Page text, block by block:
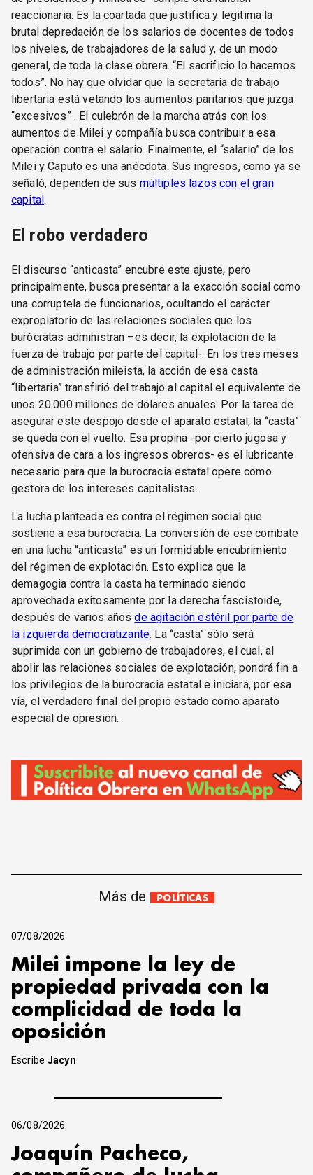
reaccionaria. Es la coartada que justifica y legitima la
brutal depredación de los salarios de docentes de todos
los niveles, de trabajadores de la salud y, de un modo
general, de toda la clase obrera. “El sacrificio lo hacemos
todos”. No hay que olvidar que la secretaría de trabajo
libertaria está vetando los aumentos paritarios que juzga
“excesivos” . El culebrón de la marcha atrás con los
aumentos de Milei y compañía busca contribuir a esa
operación contra el salario. Finalmente, el “salario” de los
Milei y Caputo es una anécdota. Sus ingresos, como ya se
señaló, dependen de sus múltiples lazos con el gran
capital.
El robo verdadero
El discurso “anticasta” encubre este ajuste, pero
principalmente, busca presentar a la exacción social como
una corruptela de funcionarios, ocultando el carácter
expropiatorio de las relaciones sociales que los
burócratas administran –es decir, la explotación de la
fuerza de trabajo por parte del capital-. En los tres meses
de administración mileista, la acción de esa casta
“libertaria” transfirió del trabajo al capital el equivalente de
unos 20.000 millones de dólares anuales. Por la tarea de
asegurar este despojo desde el aparato estatal, la “casta”
se queda con el vuelto. Esa propina -por cierto jugosa y
ofensiva de cara a los ingresos obreros- es el lubricante
necesario para que la burocracia estatal opere como
gestora de los intereses capitalistas.
La lucha planteada es contra el régimen social que
sostiene a esa burocracia. La conversión de ese combate
en una lucha “anticasta” es un formidable encubrimiento
del régimen de explotación. Esto explica que la
demagogia contra la casta ha terminado siendo
aprovechada exitosamente por la derecha fascistoide,
después de varios añosde agitación estéril por parte de
la izquierda democratizante. La “casta” sólo será
suprimida con un gobierno de trabajadores, el cual, al
abolir las relaciones sociales de explotación, pondrá fin a
los privilegios de la burocracia estatal e iniciará, por esa
vía, el verdadero final del propio estado como aparato
especial de opresión.
Más de POLÍTICAS
07/08/2026
Milei impone la ley de
propiedad privada con la
complicidad de toda la
oposición
EscribeJacyn
06/08/2026
Joaquín Pacheco,